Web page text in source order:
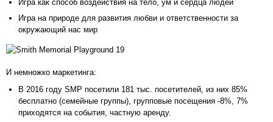
Игра как способ воздействия на тело, ум и сердца людей
Игра на природе для развития любви и ответственности за
окружающий нас мир
И немножко маркетинга:
В 2016 году SMP посетили 181 тыс. посетителей, из них 85%
бесплатно (семейные группы), групповые посещения -8%, 7%
приходятся на события, частную аренду.